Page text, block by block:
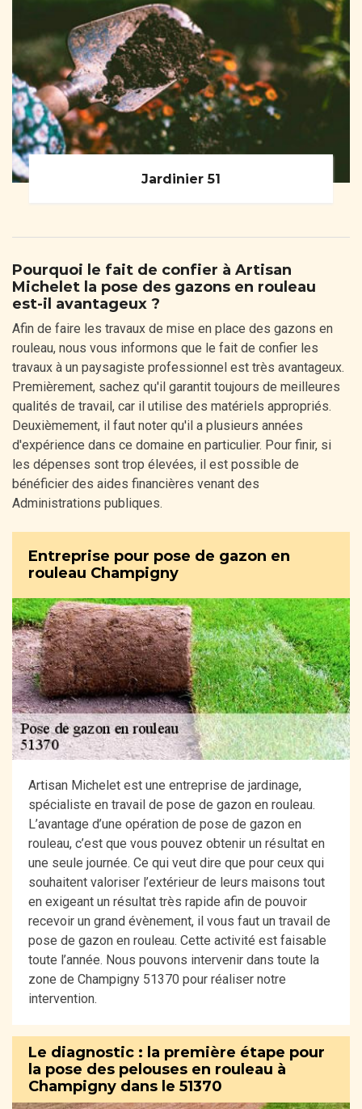
Jardinier 51
Pourquoi le fait de confier à Artisan
Michelet la pose des gazons en rouleau
est-il avantageux ?
Afin de faire les travaux de mise en place des gazons en
rouleau, nous vous informons que le fait de confier les
travaux à un paysagiste professionnel est très avantageux.
Premièrement, sachez qu'il garantit toujours de meilleures
qualités de travail, car il utilise des matériels appropriés.
Deuxièmement, il faut noter qu'il a plusieurs années
d'expérience dans ce domaine en particulier. Pour finir, si
les dépenses sont trop élevées, il est possible de
bénéficier des aides financières venant des
Administrations publiques.
Entreprise pour pose de gazon en
rouleau Champigny
Artisan Michelet est une entreprise de jardinage,
spécialiste en travail de pose de gazon en rouleau.
L’avantage d’une opération de pose de gazon en
rouleau, c’est que vous pouvez obtenir un résultat en
une seule journée. Ce qui veut dire que pour ceux qui
souhaitent valoriser l’extérieur de leurs maisons tout
en exigeant un résultat très rapide afin de pouvoir
recevoir un grand évènement, il vous faut un travail de
pose de gazon en rouleau. Cette activité est faisable
toute l’année. Nous pouvons intervenir dans toute la
zone de Champigny 51370 pour réaliser notre
intervention.
Le diagnostic : la première étape pour
la pose des pelouses en rouleau à
Champigny dans le 51370